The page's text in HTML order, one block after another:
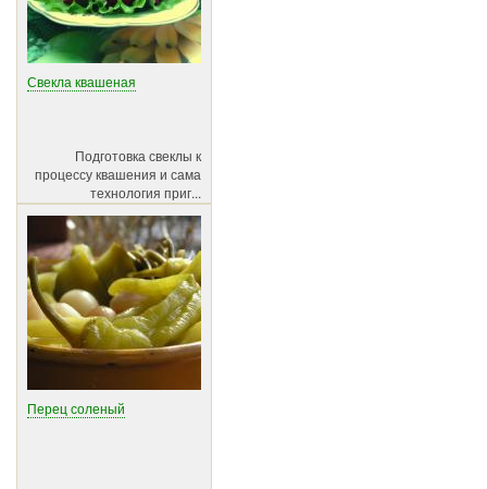
Свекла квашеная
Подготовка свеклы к
процессу квашения и сама
технология приг...
Перец соленый